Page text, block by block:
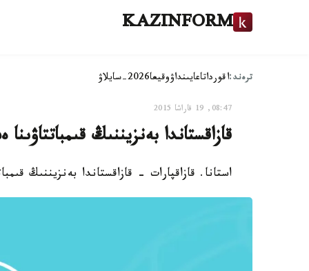
KAZINFORM
ترەند:اقورداتاعايىنداۋوقيعا2026-سايلاۋ
08:47, 19 قاراشا 2015
قازاقستاندا بەنزيننىڭ
استانا. قازاقپارات - قازاقستاندا بەنزيننىڭ